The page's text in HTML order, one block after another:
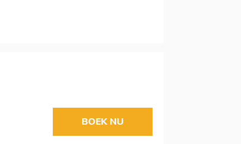
BOEK NU